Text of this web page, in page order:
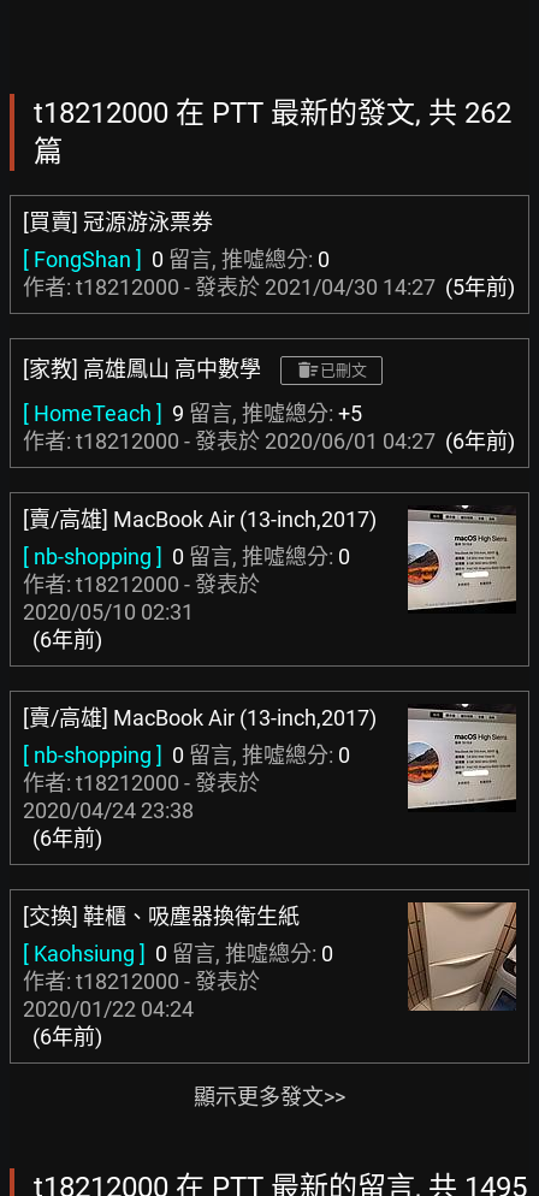
t18212000 在 PTT 最新的發文, 共 262
篇
[買賣] 冠源游泳票券
[ FongShan ] 0 留言, 推噓總分: 0
作者: t18212000 - 發表於 2021/04/30 14:27 (5年前)
[家教] 高雄鳳山 高中數學 已刪文
[ HomeTeach ] 9 留言, 推噓總分: +5
作者: t18212000 - 發表於 2020/06/01 04:27 (6年前)
[賣/高雄] MacBook Air (13-inch,2017)
[ nb-shopping ] 0 留言, 推噓總分: 0
作者: t18212000 - 發表於
2020/05/10 02:31
(6年前)
[賣/高雄] MacBook Air (13-inch,2017)
[ nb-shopping ] 0 留言, 推噓總分: 0
作者: t18212000 - 發表於
2020/04/24 23:38
(6年前)
[交換] 鞋櫃、吸塵器換衛生紙
[ Kaohsiung ] 0 留言, 推噓總分: 0
作者: t18212000 - 發表於
2020/01/22 04:24
(6年前)
顯示更多發文>>
t18212000 在 PTT 最新的留言, 共 1495